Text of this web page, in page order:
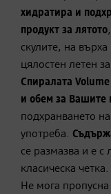
хидратира и
продукт за лятото
скулите, на
цялостен летен
Спиралата
и обем за Вашите
подхранването
употреба.
се размазва и е
класическа четка.
Не мога пропусна